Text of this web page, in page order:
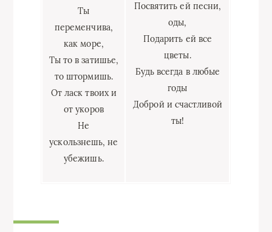
Ты
переменчива,
как море,
Ты то в затишье,
то штормишь.
От ласк твоих и
от укоров
Не
ускользнешь, не
убежишь.
Посвятить ей песни,
оды,
Подарить ей все
цветы.
Будь всегда в любые
годы
Доброй и счастливой
ты!